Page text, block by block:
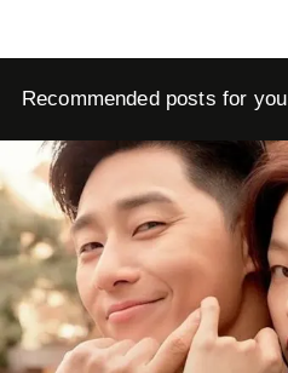
Recommended posts for you